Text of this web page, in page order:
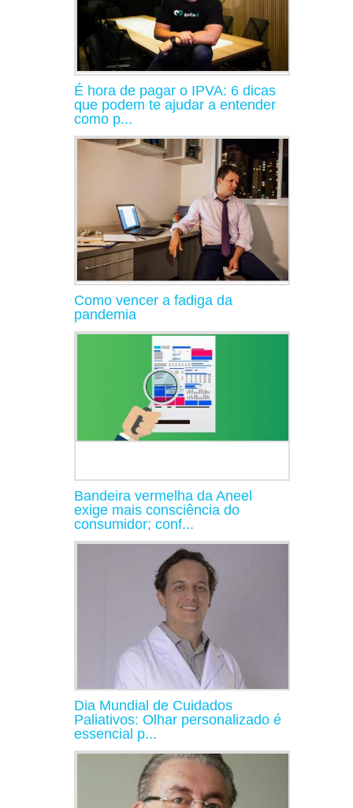
É hora de pagar o IPVA: 6 dicas
que podem te ajudar a entender
como p...
Como vencer a fadiga da
pandemia
Bandeira vermelha da Aneel
exige mais consciência do
consumidor; conf...
Dia Mundial de Cuidados
Paliativos: Olhar personalizado é
essencial p...